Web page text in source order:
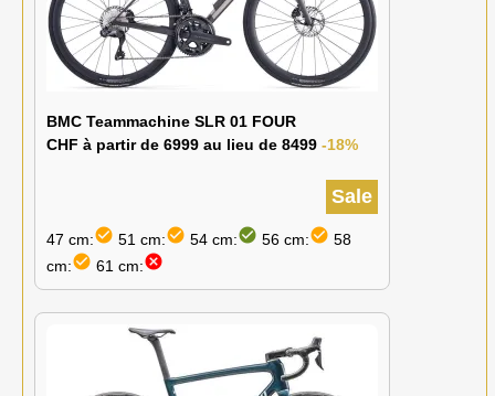
BMC Teammachine SLR 01 FOUR
CHF à partir de 6999 au lieu de 8499 -18%
Sale
47 cm:check_circle 51 cm:check_circle 54 cm:check_circle 56 cm:check_circle 58
cm:check_circle 61 cm:cancel